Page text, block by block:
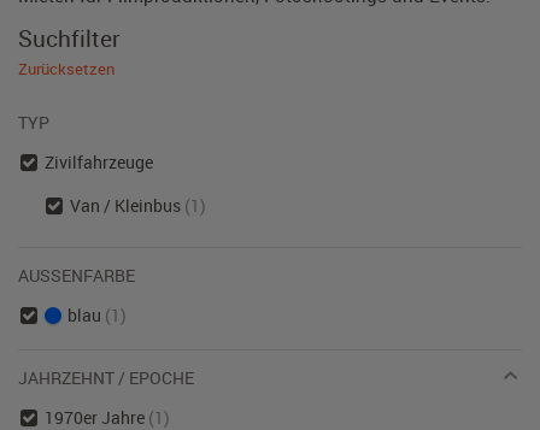
Suchfilter
Zurücksetzen
TYP
Zivilfahrzeuge
Van / Kleinbus (1)
AUSSENFARBE
blau (1)
JAHRZEHNT / EPOCHE
1970er Jahre (1)